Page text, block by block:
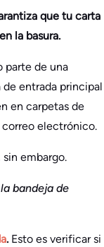
que tu carta
la basura.
parte de una
de entrada principal
en carpetas de
correo electrónico.
embargo.
bandeja de
. Esto es verificar si